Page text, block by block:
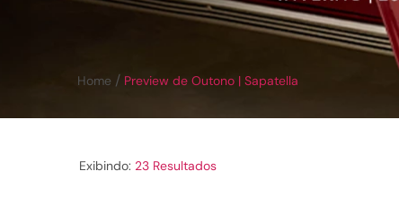
Preview de Outono | Sapatella
23